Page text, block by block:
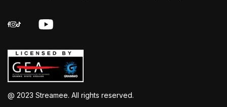
@ 2023 Streamee. All rights reserved.